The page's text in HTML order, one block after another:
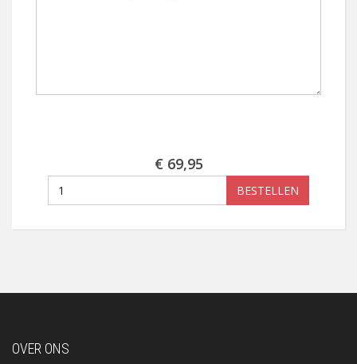
€ 69,95
BESTELLEN
OVER ONS